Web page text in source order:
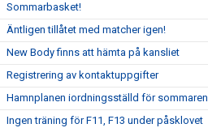
Sommarbasket!
Äntligen tillåtet med matcher igen!
New Body finns att hämta på kansliet
Registrering av kontaktuppgifter
Hamnplanen iordningsställd för sommaren
Ingen träning för F11, F13 under påsklovet